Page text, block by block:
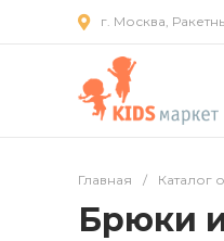
г. Москва,
Главная / Каталог
Брюки